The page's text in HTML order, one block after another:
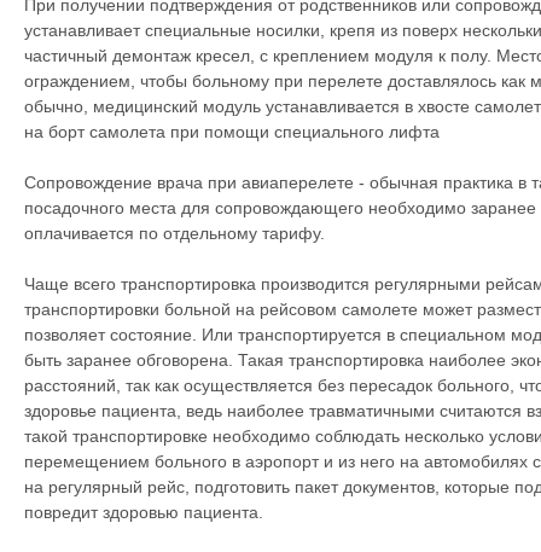
При получении подтверждения от родственников или
устанавливает специальные носилки, крепя из поверх
частичный демонтаж кресел, с креплением модуля к полу.
ограждением, чтобы больному при перелете доставлялось как
обычно, медицинский модуль устанавливается в хвосте
на борт самолета при помощи специального лифта
Сопровождение врача при авиаперелете - обычная практика в
посадочного места для сопровождающего необходимо заранее
оплачивается по отдельному тарифу.
Чаще всего транспортировка производится регулярными
транспортировки больной на рейсовом самолете может
позволяет состояние. Или транспортируется в специальном
быть заранее обговорена. Такая транспортировка наиболее
расстояний, так как осуществляется без пересадок больного,
здоровье пациента, ведь наиболее травматичными считаются
такой транспортировке необходимо соблюдать несколько
перемещением больного в аэропорт и из него на автомобилях
на регулярный рейс, подготовить пакет документов, которые
повредит здоровью пациента.